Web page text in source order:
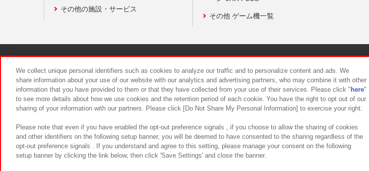
その他の施設・サービス
その他 ゲーム機一覧
食品のご提供について カスタマーハラスメント対応方針
We collect unique personal identifiers such as cookies to analyze our traffic and to personalize content and ads. We
share information about your use of our website with our analytics and advertising partners, who may combine it with other
information that you have provided to them or that they have collected from your use of their services. Please click " here"
to see more details about how we use cookies and the retention period of each cookie. You have the right to opt out of our
sharing of your information with our partners. Please click [Do Not Share My Personal Information] to exercise your right.
Please note that even if you have enabled the opt-out preference signals , if you choose to allow the sharing of cookies
and other identifiers on the following setup banner, you will be deemed to have consented to the sharing regardless of the
opt-out preference signals . If you understand and agree to this setting, please manage your consent on the following
setup banner by clicking the link below, then click 'Save Settings' and close the banner.